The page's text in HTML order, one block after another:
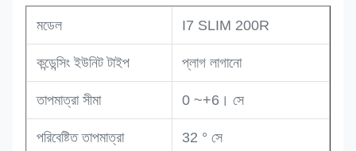
মডেল I7 SLIM 200R
কন্ডেন্সিং ইউনিট টাইপ প্লাগ লাগানো
তাপমাত্রা সীমা 0 ~+6। সে
পরিবেষ্টিত তাপমাত্রা 32 ° সে